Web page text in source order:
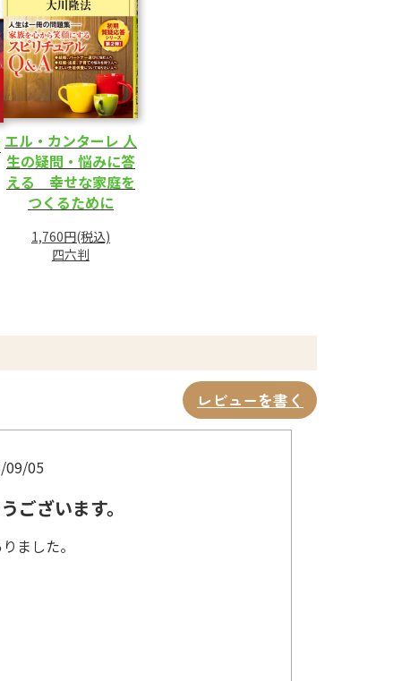
エル・カンターレ 人
生の疑問・悩みに答
える 幸せな家庭を
つくるために
1,760円(税込)
四六判
レビューを書く
09/05
ございます。
ました。